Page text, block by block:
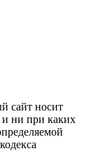
сайт носит
ни при каких